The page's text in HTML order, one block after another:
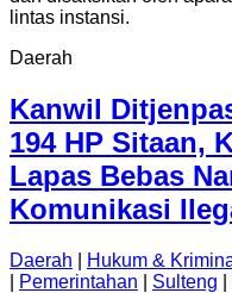
Daerah
Kanwil
194 HP Sitaan,
Lapas Bebas
Komunikasi
Daerah Hukum &
Pemerintahan Sulteng